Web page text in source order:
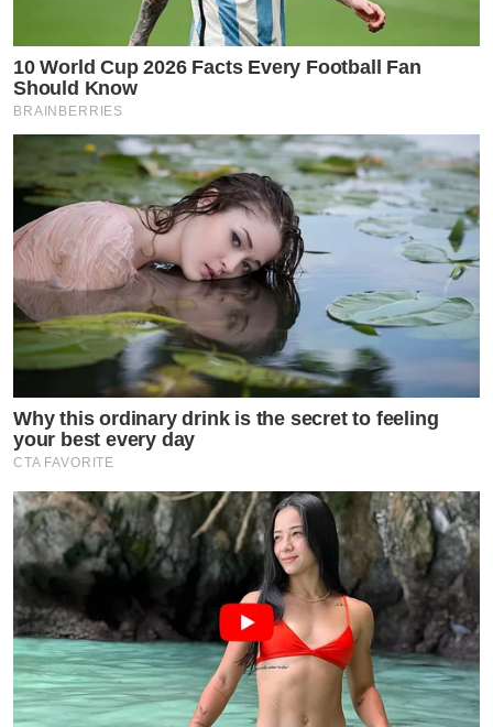
10 World Cup 2026 Facts Every Football Fan
Should Know
BRAINBERRIES
Why this ordinary drink is the secret to feeling
your best every day
CTA FAVORITE